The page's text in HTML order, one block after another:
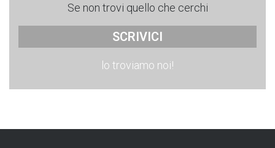
Se non trovi quello che cerchi
SCRIVICI
lo troviamo noi!